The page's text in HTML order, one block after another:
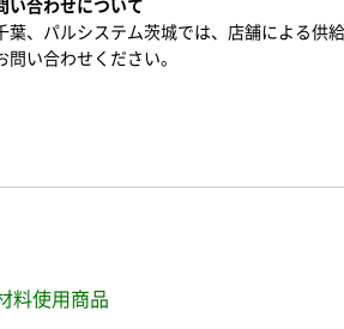
い合わせについて
葉、パルシステム茨城では、店舗による供
問い合わせください。
料使用商品